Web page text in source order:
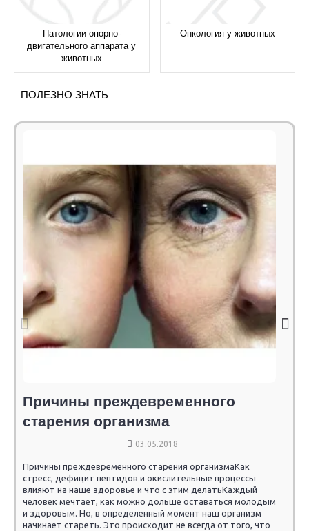
Патологии опорно-
двигательного аппарата у
животных
Онкология у животных
ПОЛЕЗНО ЗНАТЬ
Причины преждевременного
старения организма
03.05.2018
Причины преждевременного старения организмаКак
стресс, дефицит пептидов и окислительные процессы
влияют на наше здоровье и что с этим делатьКаждый
человек мечтает, как можно дольше оставаться молодым
и здоровым. Но, в определенный момент наш организм
начинает стареть. Это происходит не всегда от того, что